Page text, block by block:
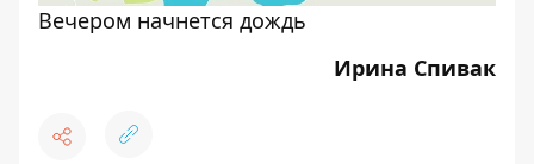
Вечером начнется дождь
Ирина Спивак